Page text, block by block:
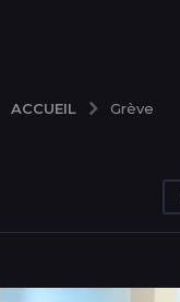
ACCUEIL Grève